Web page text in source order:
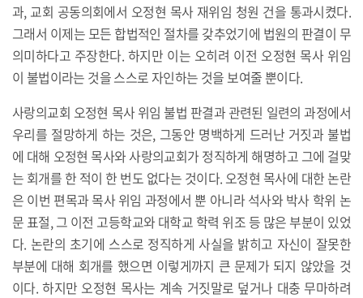
과, 교회 공동의회에서 오정현 목사 재위임 청원 건을 통과시켰다.
그래서 이제는 모든 합법적인 절차를 갖추었기에 법원의 판결이 무
의미하다고 주장한다. 하지만 이는 오히려 이전 오정현 목사 위임
이 불법이라는 것을 스스로 자인하는 것을 보여줄 뿐이다.
사랑의교회 오정현 목사 위임 불법 판결과 관련된 일련의 과정에서
우리를 절망하게 하는 것은, 그동안 명백하게 드러난 거짓과 불법
에 대해 오정현 목사와 사랑의교회가 정직하게 해명하고 그에 걸맞
는 회개를 한 적이 한 번도 없다는 것이다. 오정현 목사에 대한 논란
은 이번 편목과 목사 위임 과정에서 뿐 아니라 석사와 박사 학위 논
문 표절, 그 이전 고등학교와 대학교 학력 위조 등 많은 부분이 있었
다. 논란의 초기에 스스로 정직하게 사실을 밝히고 자신이 잘못한
부분에 대해 회개를 했으면 이렇게까지 큰 문제가 되지 않았을 것
이다. 하지만 오정현 목사는 계속 거짓말로 덮거나 대충 무마하려